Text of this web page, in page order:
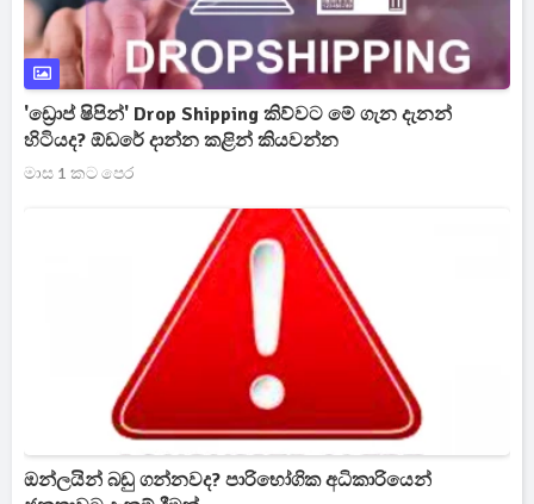
'ඩ්‍රොප් ෂිපින්' Drop Shipping කිව්වට මේ ගැන දැනන්
හිටියද? ඕඩරේ දාන්න කළින් කියවන්න
මාස 1 කට පෙර
ඔන්ලයින් බඩු ගන්නවද? පාරිභෝගික අධිකාරියෙන්